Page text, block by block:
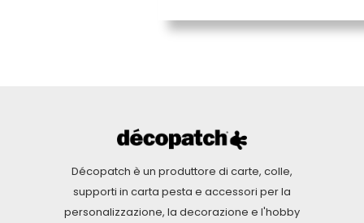
Décopatch è un produttore di carte, colle,
supporti in carta pesta e accessori per la
personalizzazione, la decorazione e l'hobby